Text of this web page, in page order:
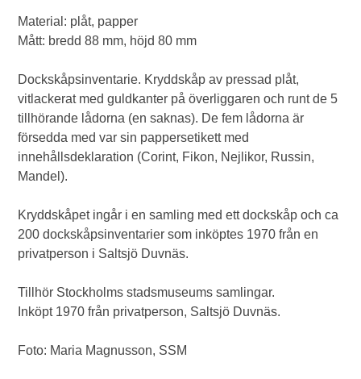
Material: plåt, papper
Mått: bredd 88 mm, höjd 80 mm
Dockskåpsinventarie. Kryddskåp av pressad plåt,
vitlackerat med guldkanter på överliggaren och runt de 5
tillhörande lådorna (en saknas). De fem lådorna är
försedda med var sin pappersetikett med
innehållsdeklaration (Corint, Fikon, Nejlikor, Russin,
Mandel).
Kryddskåpet ingår i en samling med ett dockskåp och ca
200 dockskåpsinventarier som inköptes 1970 från en
privatperson i Saltsjö Duvnäs.
Tillhör Stockholms stadsmuseums samlingar.
Inköpt 1970 från privatperson, Saltsjö Duvnäs.
Foto: Maria Magnusson, SSM